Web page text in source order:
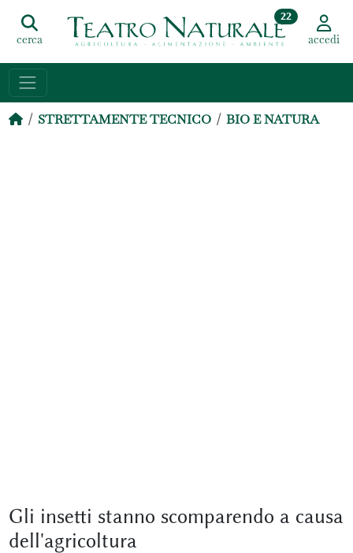
cerca
22
accedi
STRETTAMENTE TECNICO BIO E NATURA
Gli insetti stanno scomparendo a causa
dell'agricoltura